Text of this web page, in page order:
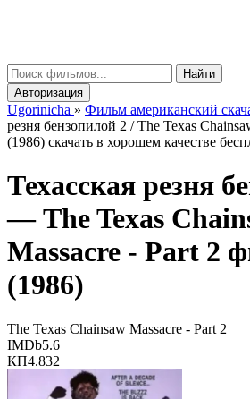
Найти
Авторизация
Ugorinicha » Фильм американский
резня бензопилой 2 / The Texas
(1986) скачать в хорошем качестве
Техасская резня
—The Texas
Massacre - Part 2
(1986)
The Texas Chainsaw Massacre - Part 2
IMDb5.6
КП4.832